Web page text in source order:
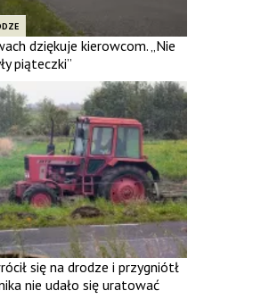
dziękuje kierowcom. „Nie
piąteczki”
się na drodze i przygniótł
nie udało się uratować